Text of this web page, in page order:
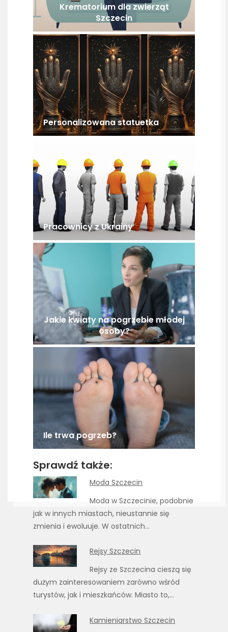
Krematorium dla zwierząt
Szczecin
Personalizowana statuetka
Pracownicy z Ukrainy
Jakie kwiaty na pogrzebie młodej
osoby?
Ile trwa pogrzeb?
Sprawdź także:
Moda Szczecin
Moda w Szczecinie, podobnie
jak w innych miastach, nieustannie się
zmienia i ewoluuje. W ostatnich…
Rejsy Szczecin
Rejsy ze Szczecina cieszą się
dużym zainteresowaniem zarówno wśród
turystów, jak i mieszkańców. Miasto to,…
Kamieniarstwo Szczecin